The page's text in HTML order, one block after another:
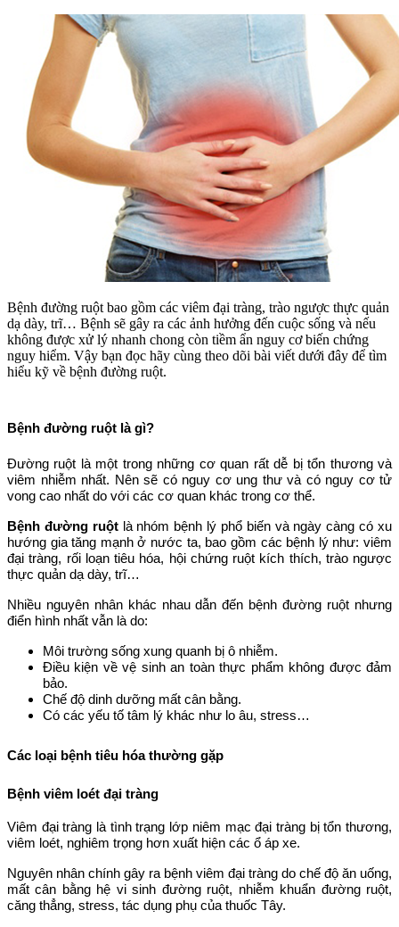
Bệnh đường ruột bao gồm các viêm đại tràng, trào ngược thực quản
dạ dày, trĩ… Bệnh sẽ gây ra các ảnh hưởng đến cuộc sống và nếu
không được xử lý nhanh chong còn tiềm ẩn nguy cơ biến chứng
nguy hiểm. Vậy bạn đọc hãy cùng theo dõi bài viết dưới đây để tìm
hiểu kỹ về bệnh đường ruột.
Bệnh đường ruột là gì?
Đường ruột là một trong những cơ quan rất dễ bị tổn thương và
viêm nhiễm nhất. Nên sẽ có nguy cơ ung thư và có nguy cơ tử
vong cao nhất do với các cơ quan khác trong cơ thể.
Bệnh đường ruộtlà nhóm bệnh lý phổ biến và ngày càng có xu
hướng gia tăng mạnh ở nước ta, bao gồm các bệnh lý như: viêm
đại tràng, rối loạn tiêu hóa, hội chứng ruột kích thích, trào ngược
thực quản dạ dày, trĩ…
Nhiều nguyên nhân khác nhau dẫn đến bệnh đường ruột nhưng
điển hình nhất vẫn là do:
Môi trường sống xung quanh bị ô nhiễm.
Điều kiện về vệ sinh an toàn thực phẩm không được đảm
bảo.
Chế độ dinh dưỡng mất cân bằng.
Có các yếu tố tâm lý khác như lo âu, stress…
Các loại bệnh tiêu hóa thường gặp
Bệnh viêm loét đại tràng
Viêm đại tràng là tình trạng lớp niêm mạc đại tràng bị tổn thương,
viêm loét, nghiêm trọng hơn xuất hiện các ổ áp xe.
Nguyên nhân chính gây ra bệnh viêm đại tràng do chế độ ăn uống,
mất cân bằng hệ vi sinh đường ruột, nhiễm khuẩn đường ruột,
căng thẳng, stress, tác dụng phụ của thuốc Tây.